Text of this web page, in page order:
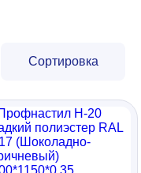
Сортировка